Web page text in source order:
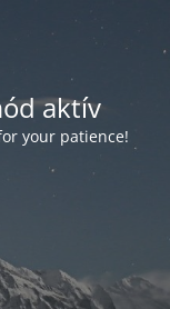
aktív
your patience!